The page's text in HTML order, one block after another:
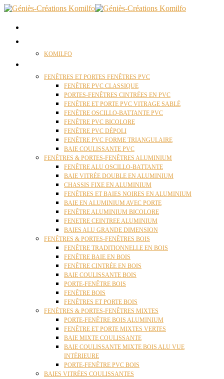
KOMILFO
FENÊTRES ET PORTES FENÊTRES PVC
FENÊTRE PVC CLASSIQUE
PORTES-FENÊTRES CINTRÉES EN PVC
FENÊTRE ET PORTE PVC VITRAGE SABLÉ
FENÊTRE OSCILLO-BATTANTE PVC
FENÊTRE PVC BICOLORE
FENÊTRE PVC DÉPOLI
FENÊTRE PVC FORME TRIANGULAIRE
BAIE COULISSANTE PVC
FENÊTRES & PORTES-FENÊTRES ALUMINIUM
FENÊTRE ALU OSCILLO-BATTANTE
BAIE VITRÉE DOUBLE EN ALUMINIUM
CHASSIS FIXE EN ALUMINIUM
FENÊTRES ET BAIES NOIRES EN ALUMINIUM
BAIE EN ALUMINIUM AVEC PORTE
FENÊTRE ALUMINIUM BICOLORE
FENETRE CEINTREE ALUMINIUM
BAIES ALU GRANDE DIMENSION
FENÊTRES & PORTES-FENÊTRES BOIS
FENÊTRE TRADITIONNELLE EN BOIS
FENÊTRE BAIE EN BOIS
FENÊTRE CINTRÉE EN BOIS
BAIE COULISSANTE BOIS
PORTE-FENÊTRE BOIS
FENÊTRE BOIS
FENÊTRES ET PORTE BOIS
FENÊTRES & PORTES-FENÊTRES MIXTES
PORTE-FENÊTRE BOIS ALUMINIUM
FENÊTRE ET PORTE MIXTES VERTES
BAIE MIXTE COULISSANTE
BAIE COULISSANTE MIXTE BOIS ALU VUE
INTÉRIEURE
PORTE-FENÊTRE PVC BOIS
BAIES VITRÉES COULISSANTES